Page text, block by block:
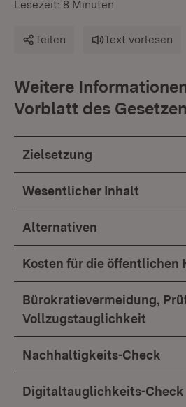
Lesezeit: 8 Minuten
Teilen Text vorlesen
Weitere
Vorblatt des
Zielsetzung
Wesentlicher Inhalt
Alternativen
Kosten für die öffentlichen
Bürokratievermeidung,
Vollzugstauglichkeit
Nachhaltigkeits-Check
Digitaltauglichkeits-Check